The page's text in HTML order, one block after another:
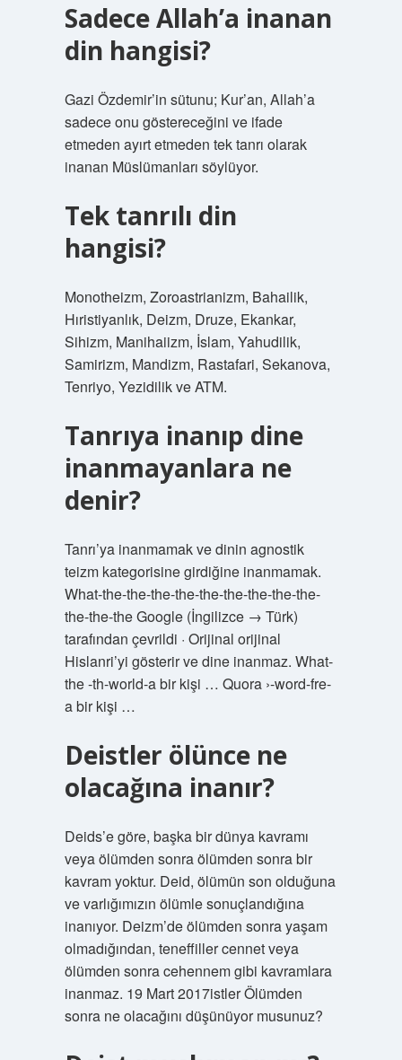
Sadece Allah’a inanan
din hangisi?
Gazi Özdemir’in sütunu; Kur’an, Allah’a
sadece onu göstereceğini ve ifade
etmeden ayırt etmeden tek tanrı olarak
inanan Müslümanları söylüyor.
Tek tanrılı din
hangisi?
Monotheizm, Zoroastrianizm, Bahailik,
Hıristiyanlık, Deizm, Druze, Ekankar,
Sihizm, Manihaiizm, İslam, Yahudilik,
Samirizm, Mandizm, Rastafari, Sekanova,
Tenriyo, Yezidilik ve ATM.
Tanrıya inanıp dine
inanmayanlara ne
denir?
Tanrı’ya inanmamak ve dinin agnostik
teizm kategorisine girdiğine inanmamak.
What-the-the-the-the-the-the-the-the-the-
the-the-the Google (İngilizce → Türk)
tarafından çevrildi · Orijinal orijinal
Hislanri’yi gösterir ve dine inanmaz. What-
the -th-world-a bir kişi … Quora ›-word-fre-
a bir kişi …
Deistler ölünce ne
olacağına inanır?
Deids’e göre, başka bir dünya kavramı
veya ölümden sonra ölümden sonra bir
kavram yoktur. Deid, ölümün son olduğuna
ve varlığımızın ölümle sonuçlandığına
inanıyor. Deizm’de ölümden sonra yaşam
olmadığından, teneffiller cennet veya
ölümden sonra cehennem gibi kavramlara
inanmaz. 19 Mart 2017istler Ölümden
sonra ne olacağını düşünüyor musunuz?